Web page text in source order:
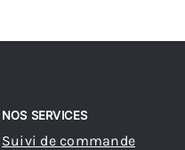
NOS SERVICES
Suivi de commande